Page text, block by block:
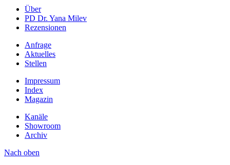
Über
PD Dr. Yana Milev
Rezensionen
Anfrage
Aktuelles
Stellen
Impressum
Index
Magazin
Kanäle
Showroom
Archiv
Nach oben